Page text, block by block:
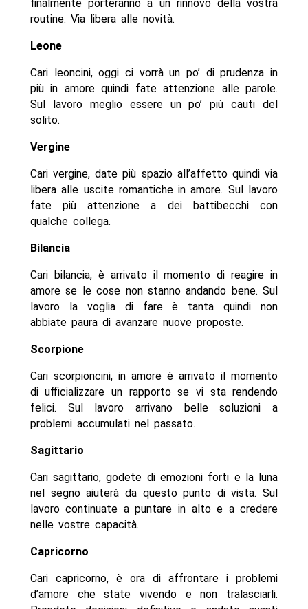
finalmente porteranno a un rinnovo della vostra
routine. Via libera alle novità.
Leone
Cari leoncini, oggi ci vorrà un po’ di prudenza in
più in amore quindi fate attenzione alle parole.
Sul lavoro meglio essere un po’ più cauti del
solito.
Vergine
Cari vergine, date più spazio all’affetto quindi via
libera alle uscite romantiche in amore. Sul lavoro
fate più attenzione a dei battibecchi con
qualche collega.
Bilancia
Cari bilancia, è arrivato il momento di reagire in
amore se le cose non stanno andando bene. Sul
lavoro la voglia di fare è tanta quindi non
abbiate paura di avanzare nuove proposte.
Scorpione
Cari scorpioncini, in amore è arrivato il momento
di ufficializzare un rapporto se vi sta rendendo
felici. Sul lavoro arrivano belle soluzioni a
problemi accumulati nel passato.
Sagittario
Cari sagittario, godete di emozioni forti e la luna
nel segno aiuterà da questo punto di vista. Sul
lavoro continuate a puntare in alto e a credere
nelle vostre capacità.
Capricorno
Cari capricorno, è ora di affrontare i problemi
d’amore che state vivendo e non tralasciarli.